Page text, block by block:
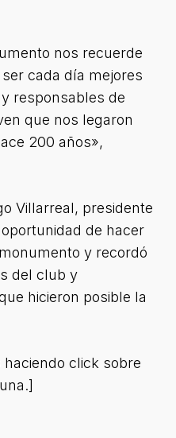
nos recuerde
cada día mejores
responsables de
que nos legaron
200 años»,
Villarreal, presidente
de hacer
y recordó
del club y
hicieron posible la
click sobre